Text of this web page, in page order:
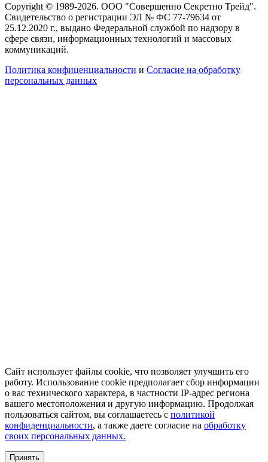
Copyright © 1989-2026. ООО "Совершенно Секретно Трейд".
Свидетельство о регистрации ЭЛ № ФС 77-79634 от
25.12.2020 г., выдано Федеральной службой по надзору в
сфере связи, информационных технологий и массовых
коммуникаций.
Политика конфиценциальности и Согласие на обработку
персональных данных
Сайт использует файлы cookie, что позволяет улучшить его
работу. Использование cookie предполагает сбор информации
о вас технического характера, в частности IP-адрес региона
вашего местоположения и другую информацию. Продолжая
пользоваться сайтом, вы соглашаетесь с политикой
конфиденциальности, а также даете согласие на обработку
своих персональных данных.
Принять